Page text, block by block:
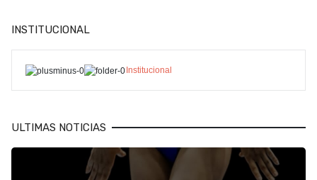
INSTITUCIONAL
Institucional
ULTIMAS NOTICIAS